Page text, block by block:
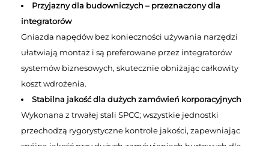
Przyjazny dla budowniczych – przeznaczony dla
integratorów
Gniazda napędów bez konieczności używania narzędzi
ułatwiają montaż i są preferowane przez integratorów
systemów biznesowych, skutecznie obniżając całkowity
koszt wdrożenia.
Stabilna jakość dla dużych zamówień korporacyjnych
Wykonana z trwałej stali SPCC; wszystkie jednostki
przechodzą rygorystyczne kontrole jakości, zapewniając